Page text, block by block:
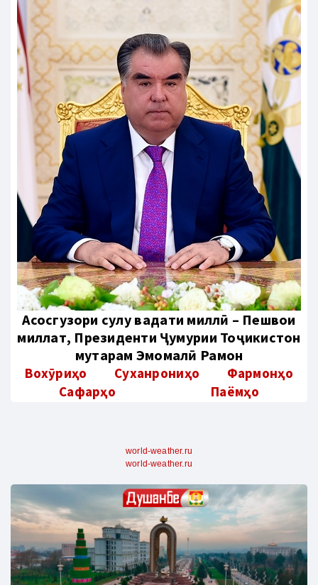
Aсосгузори сулҳу ваҳдати миллӣ – Пешвои
миллат, Президенти Ҷумҳурии Тоҷикистон
муҳтарам Эмомалӣ Раҳмон
Вохӯриҳо Суханрониҳо
Фармонҳо
Сафарҳо
Паёмҳо
world-weather.ru
world-weather.ru